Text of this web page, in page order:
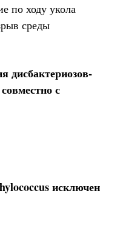
по ходу укола
среды
дисбактериозов-
с
исключен